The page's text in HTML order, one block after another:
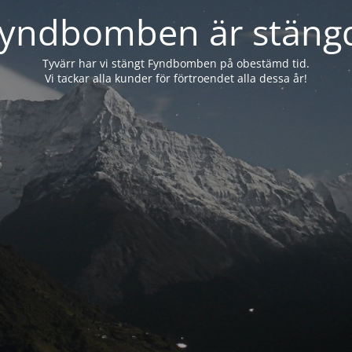
är
Tyvärr har vi stängt Fyndbomben på obestämd tid.
Vi tackar alla kunder för förtroendet alla dessa år!